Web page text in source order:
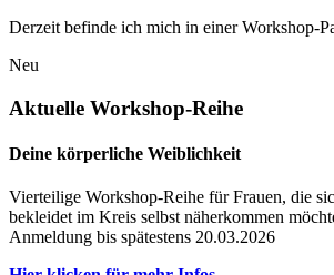
Derzeit befinde ich mich in einer Workshop-
Neu
Aktuelle Workshop-Reihe
Deine körperliche Weiblichkeit
Vier­teilige Workshop-Reihe für Frauen, die
bekleidet im Kreis selbst näherkommen
Anmeldung bis spätestens 20.03.2026